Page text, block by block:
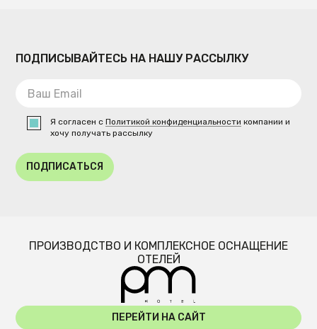
ПОДПИСЫВАЙТЕСЬ НА НАШУ РАССЫЛКУ
Я согласен сПолитикой конфиденциальности компании и
хочу получать рассылку
ПОДПИСАТЬСЯ
ПРОИЗВОДСТВО И КОМПЛЕКСНОЕ ОСНАЩЕНИЕ
ОТЕЛЕЙ
ПЕРЕЙТИ НА САЙТ